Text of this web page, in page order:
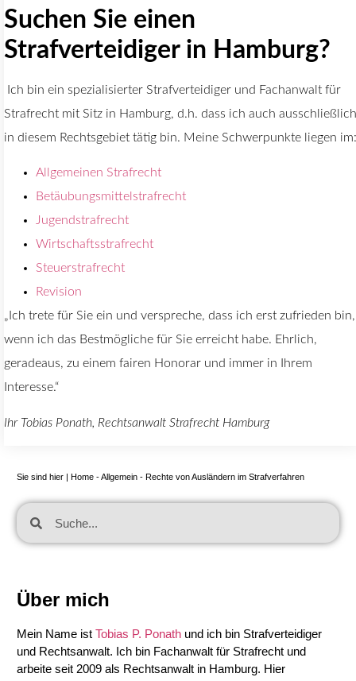
Suchen Sie einen
Strafverteidiger in Hamburg?
Ich bin ein spezialisierter Strafverteidiger und Fachanwalt für
Strafrecht mit Sitz in Hamburg, d.h. dass ich auch ausschließlich
in diesem Rechtsgebiet tätig bin. Meine Schwerpunkte liegen im:
Allgemeinen Strafrecht
Betäubungsmittelstrafrecht
Jugendstrafrecht
Wirtschaftsstrafrecht
Steuerstrafrecht
Revision
„Ich trete für Sie ein und verspreche, dass ich erst zufrieden bin,
wenn ich das Bestmögliche für Sie erreicht habe. Ehrlich,
geradeaus, zu einem fairen Honorar und immer in Ihrem
Interesse.“
Ihr Tobias Ponath, Rechtsanwalt Strafrecht Hamburg
Sie sind hier | Home -Allgemein - Rechte von Ausländern im Strafverfahren
Über mich
Mein Name ist Tobias P. Ponath und ich bin Strafverteidiger
und Rechtsanwalt. Ich bin Fachanwalt für Strafrecht und
arbeite seit 2009 als Rechtsanwalt in Hamburg. Hier